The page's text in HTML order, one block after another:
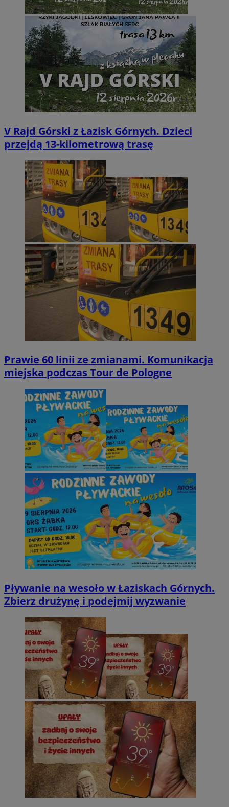
V Rajd Górski z Łazisk Górnych. Dzieci
przejdą 13-kilometrową trasę
Prawie 60 linii ze zmianami. Komunikacja
miejska podczas Tour de Pologne
Pływanie na wesoło w Łaziskach Górnych.
Zbierz drużynę i podejmij wyzwanie